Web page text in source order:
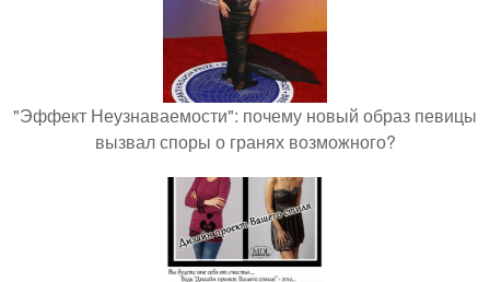
"Эффект Неузнаваемости": почему новый образ певицы
вызвал споры о гранях возможного?